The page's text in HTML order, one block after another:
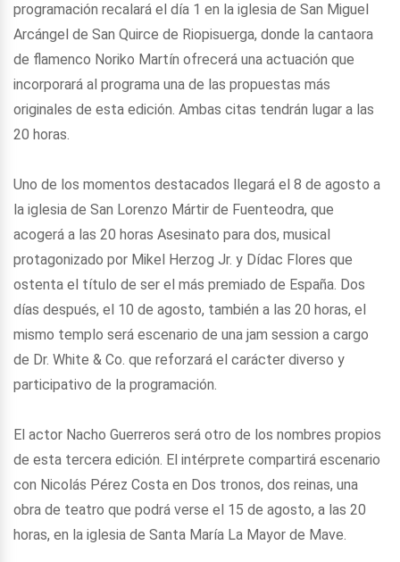
programación recalará el día 1 en la iglesia de San Miguel
Arcángel de San Quirce de Riopisuerga, donde la cantaora
de flamenco Noriko Martín ofrecerá una actuación que
incorporará al programa una de las propuestas más
originales de esta edición. Ambas citas tendrán lugar a las
20 horas.
Uno de los momentos destacados llegará el 8 de agosto a
la iglesia de San Lorenzo Mártir de Fuenteodra, que
acogerá a las 20 horas Asesinato para dos, musical
protagonizado por Mikel Herzog Jr. y Dídac Flores que
ostenta el título de ser el más premiado de España. Dos
días después, el 10 de agosto, también a las 20 horas, el
mismo templo será escenario de una jam session a cargo
de Dr. White & Co. que reforzará el carácter diverso y
participativo de la programación.
El actor Nacho Guerreros será otro de los nombres propios
de esta tercera edición. El intérprete compartirá escenario
con Nicolás Pérez Costa en Dos tronos, dos reinas, una
obra de teatro que podrá verse el 15 de agosto, a las 20
horas, en la iglesia de Santa María La Mayor de Mave.